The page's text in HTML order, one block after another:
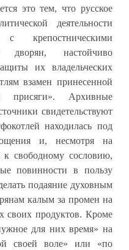
это тем, что русское
деятельности
с крепостническими
настойчиво
их владельческих
взамен принесенной
присяги». Архивные
свидетельствуют
находилась под
и, несмотря на
свободному сословию,
повинности в пользу
подаяние духовным
калым за промен на
своих продуктов. Кроме
для них время» на
своей воле» или «по